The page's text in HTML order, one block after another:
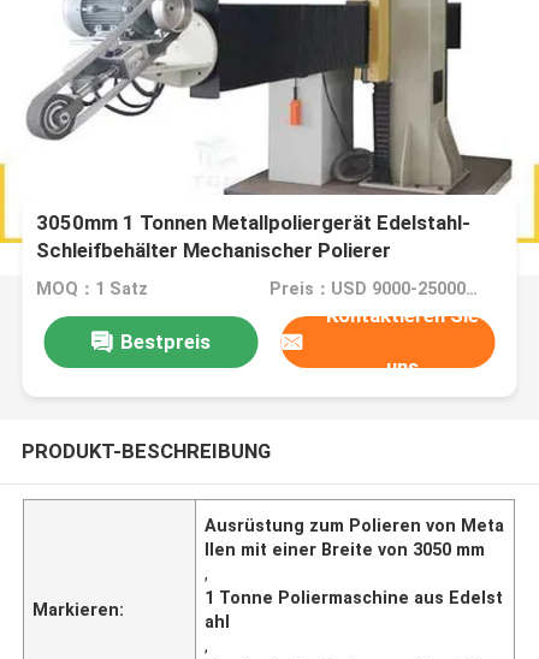
3050mm 1 Tonnen Metallpoliergerät Edelstahl-
Schleifbehälter Mechanischer Polierer
MOQ：1 Satz Preis：USD 9000-25000 Dollar per set
Bestpreis
Kontaktieren Sie
uns
PRODUKT-BESCHREIBUNG
Markieren:
Ausrüstung zum Polieren von Meta
llen mit einer Breite von 3050 mm
,
1 Tonne Poliermaschine aus Edelst
ahl
,